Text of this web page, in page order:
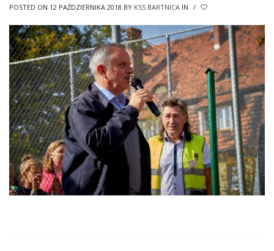
POSTED ON 12 PAŹDZIERNIKA 2018 BY KSS BARTNICA IN /